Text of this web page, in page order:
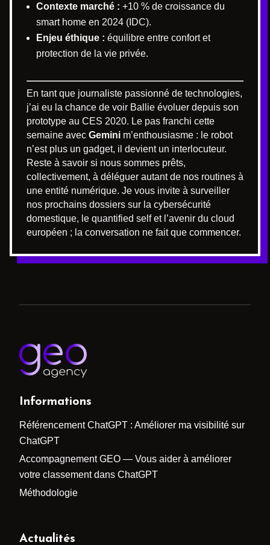
Contexte marché : +10 % de croissance du
smart home en 2024 (IDC).
Enjeu éthique : équilibre entre confort et
protection de la vie privée.
En tant que journaliste passionné de technologies,
j’ai eu la chance de voir Ballie évoluer depuis son
prototype au CES 2020. Le pas franchi cette
semaine avec Gemini m’enthousiasme : le robot
n’est plus un gadget, il devient un interlocuteur.
Reste à savoir si nous sommes prêts,
collectivement, à déléguer autant de nos routines à
une entité numérique. Je vous invite à surveiller
nos prochains dossiers sur la cybersécurité
domestique, le quantified self et l’avenir du cloud
européen ; la conversation ne fait que commencer.
Informations
Référencement ChatGPT : Améliorer ma visibilité sur
ChatGPT
Accompagnement GEO — Vous aider à améliorer
votre classement dans ChatGPT
Méthodologie
Actualités